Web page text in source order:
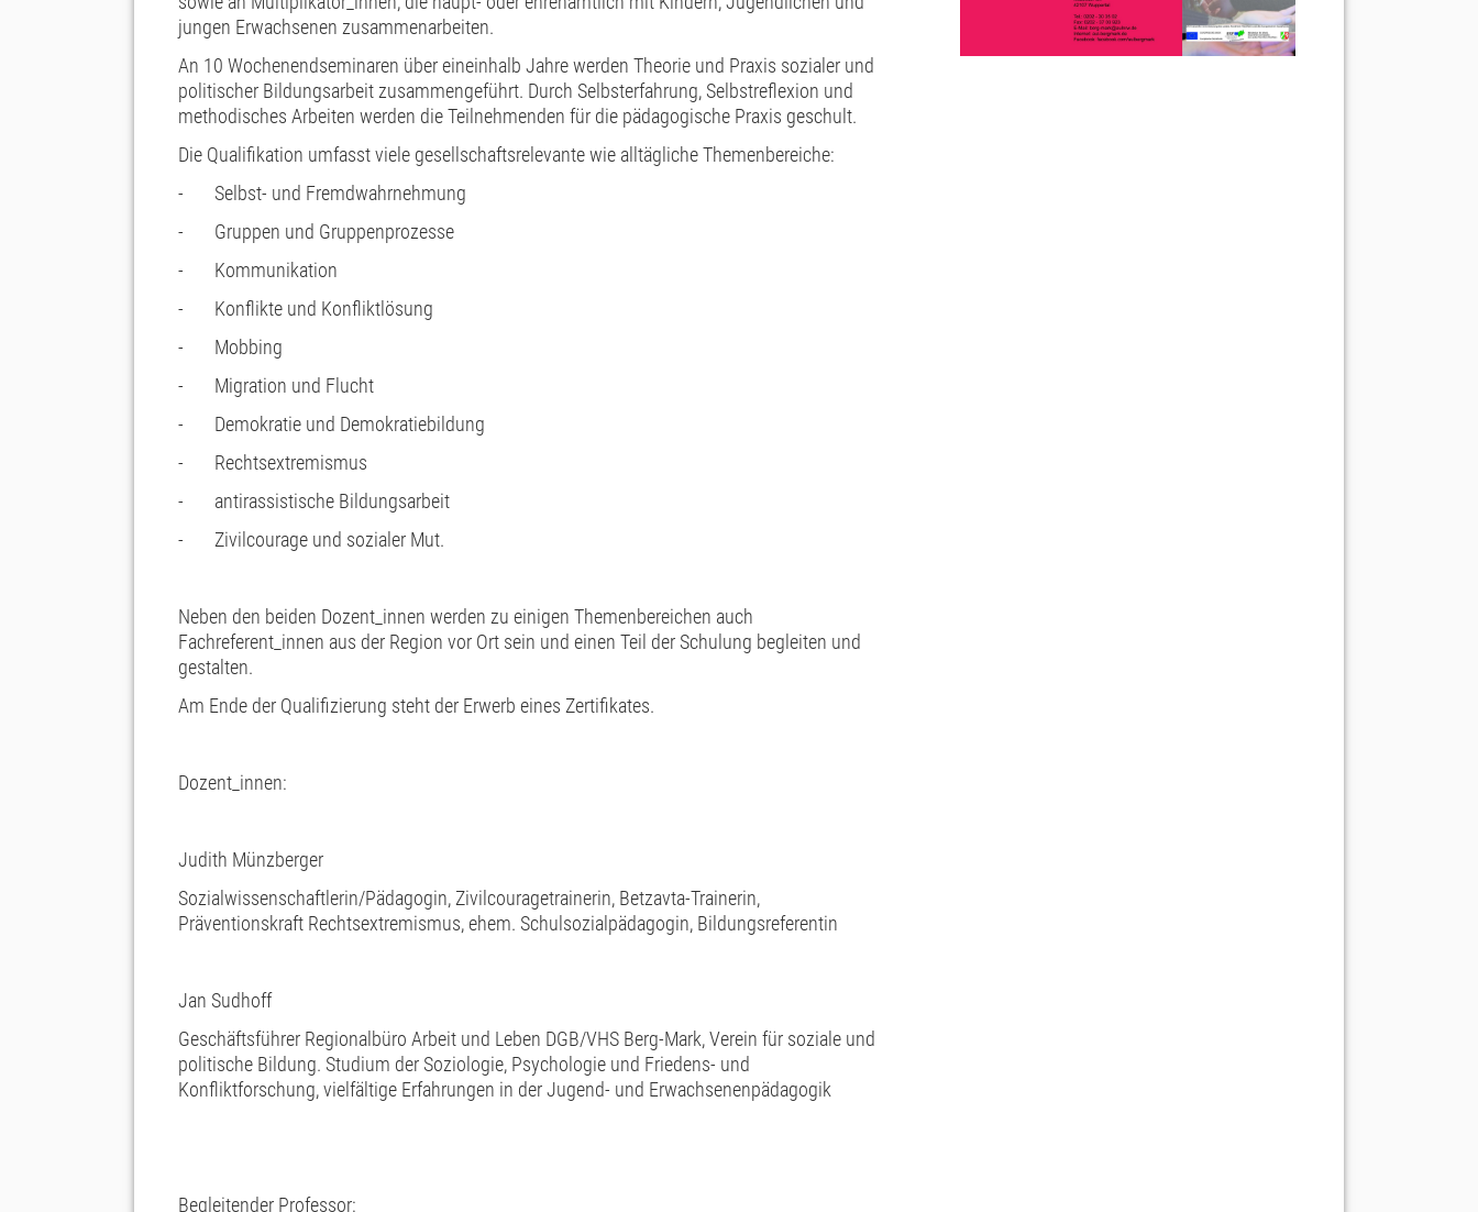
jungen Erwachsenen zusammenarbeiten.
An 10 Wochenendseminaren über eineinhalb Jahre werden Theorie und Praxis sozialer und
politischer Bildungsarbeit zusammengeführt. Durch Selbsterfahrung, Selbstreflexion und
methodisches Arbeiten werden die Teilnehmenden für die pädagogische Praxis geschult.
Die Qualifikation umfasst viele gesellschaftsrelevante wie alltägliche Themenbereiche:
- Selbst- und Fremdwahrnehmung
- Gruppen und Gruppenprozesse
- Kommunikation
- Konflikte und Konfliktlösung
- Mobbing
- Migration und Flucht
- Demokratie und Demokratiebildung
- Rechtsextremismus
- antirassistische Bildungsarbeit
- Zivilcourage und sozialer Mut.
Neben den beiden Dozent_innen werden zu einigen Themenbereichen auch
Fachreferent_innen aus der Region vor Ort sein und einen Teil der Schulung begleiten und
gestalten.
Am Ende der Qualifizierung steht der Erwerb eines Zertifikates.
Dozent_innen:
Judith Münzberger
Sozialwissenschaftlerin/Pädagogin, Zivilcouragetrainerin, Betzavta-Trainerin,
Präventionskraft Rechtsextremismus, ehem. Schulsozialpädagogin, Bildungsreferentin
Jan Sudhoff
Geschäftsführer Regionalbüro Arbeit und Leben DGB/VHS Berg-Mark, Verein für soziale und
politische Bildung. Studium der Soziologie, Psychologie und Friedens- und
Konfliktforschung, vielfältige Erfahrungen in der Jugend- und Erwachsenenpädagogik
Begleitender Professor: